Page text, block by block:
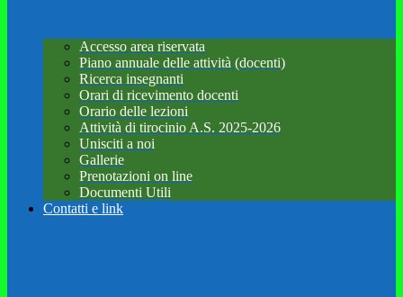
Accesso area riservata
Piano annuale delle attività (docenti)
Ricerca insegnanti
Orari di ricevimento docenti
Orario delle lezioni
Attività di tirocinio A.S. 2025-2026
Unisciti a noi
Gallerie
Prenotazioni on line
Documenti Utili
Contatti e link